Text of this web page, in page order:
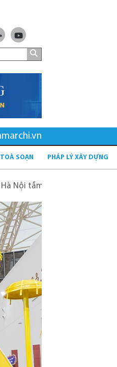
SOẠN PHÁP LÝ XÂY DỰNG
Quy hoạch mới sau